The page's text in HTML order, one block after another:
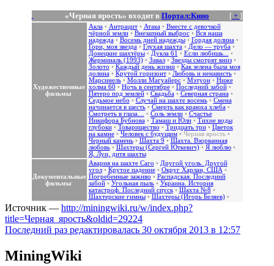
[+ ]
«Черная ярость» входит в Портал:Кино
Художественные
фильмы
Акла• Антрацит• Атака• Вместе с девочкой
чёрной земли• Внезапный выброс• Вся наша
надежда• Восемь дней надежды• Гордая долина•
Гори, моя звезда• Глухая шахта• Дело — труба•
Донецкие шахтёры• Дукла 61 • Если любишь...
•
Жерминаль (1993)• Завал• Звезды смотрят вниз•
Золото • Каждый день жизни• Как зелена была моя
долина• Крутой горизонт• Любовь и ненависть•
Марсинель• Молли Магуайерс• Мэтуон• Ниже
холма 60 • Ночь в сентябре• Последний забой•
Пятеро под землей• Свадьба• Северная страна•
Седьмое небо • Случай на шахте восемь• Смена
начинается в шесть• Смерть как краюха хлеба•
Смотреть в глаза…
• Соль земли• Счастье
Никифора Бубнова• Тамаш и Юли• Тихие воды
глубоки• Товарищество • Тридцать три• Цветок
на камне• Человек с будущим• Черная ярость•
Черный камень• Шахта 9 • Шахта. Взорванная
любовь• Шахтеры (Сергей Юткевич)• Я люблю•
Я, Луи, дитя шахты
Документальные
фильмы
Авария на шахте Саго • Другой уголь. Другой
угол• Крутое падение• Округ Харлан, США •
Погребенные заживо • Распадская. Последний
забой• Угольная пыль• Украина. История
катастроф. Последний спуск• Шахта №8 •
Шахтерские гимны• Шахтеры (Игорь Беляев)•
Источник — http://miningwiki.ru/w/index.php?
title=Черная_ярость&oldid=29224
Последний раз редактировалась 30 октября 2013 в 12:57
MiningWiki